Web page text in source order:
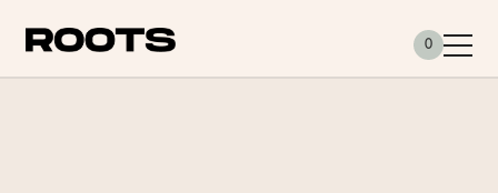
0